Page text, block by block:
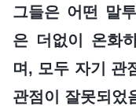
그들은 어떤 말
은 더없이 온화
며, 모두 자기 관
관점이 잘못되었